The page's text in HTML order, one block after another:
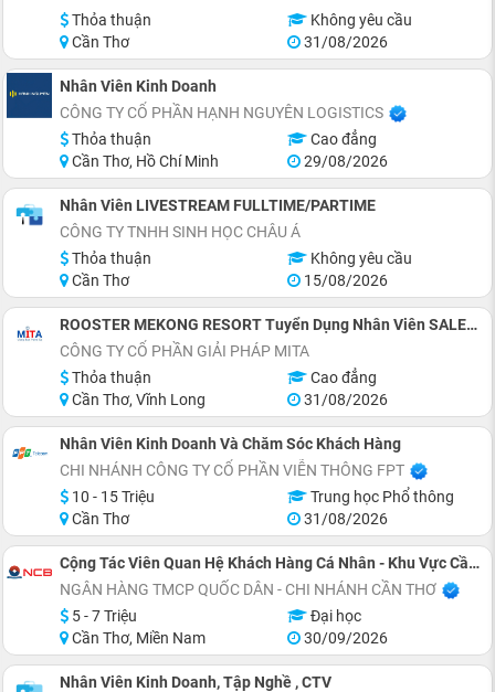
Thỏa thuận
Không yêu cầu
Cần Thơ
31/08/2026
Nhân Viên Kinh Doanh
CÔNG TY CỔ PHẦN HẠNH NGUYÊN LOGISTICS
Thỏa thuận
Cao đẳng
Cần Thơ, Hồ Chí Minh
29/08/2026
Nhân Viên LIVESTREAM FULLTIME/PARTIME
CÔNG TY TNHH SINH HỌC CHÂU Á
Thỏa thuận
Không yêu cầu
Cần Thơ
15/08/2026
ROOSTER MEKONG RESORT Tuyển Dụng Nhân Viên SALES (INBOUND & Phát Triển Đối Tác Lữ Hành)
CÔNG TY CỔ PHẦN GIẢI PHÁP MITA
Thỏa thuận
Cao đẳng
Cần Thơ, Vĩnh Long
31/08/2026
Nhân Viên Kinh Doanh Và Chăm Sóc Khách Hàng
CHI NHÁNH CÔNG TY CỔ PHẦN VIỄN THÔNG FPT
10 - 15 Triệu
Trung học Phổ thông
Cần Thơ
31/08/2026
Cộng Tác Viên Quan Hệ Khách Hàng Cá Nhân - Khu Vực Cần Thơ
NGÂN HÀNG TMCP QUỐC DÂN - CHI NHÁNH CẦN THƠ
5 - 7 Triệu
Đại học
Cần Thơ, Miền Nam
30/09/2026
Nhân Viên Kinh Doanh, Tập Nghề , CTV